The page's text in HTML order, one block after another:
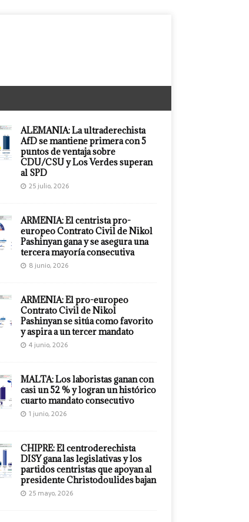
ALEMANIA: La ultraderechista
AfD se mantiene primera con 5
puntos de ventaja sobre
CDU/CSU y Los Verdes superan
al SPD
25 julio, 2026
ARMENIA: El centrista pro-
europeo Contrato Civil de Nikol
Pashinyan gana y se asegura una
tercera mayoría consecutiva
8 junio, 2026
ARMENIA: El pro-europeo
Contrato Civil de Nikol
Pashinyan se sitúa como favorito
y aspira a un tercer mandato
4 junio, 2026
MALTA: Los laboristas ganan con
casi un 52 % y logran un histórico
cuarto mandato consecutivo
1 junio, 2026
CHIPRE: El centroderechista
DISY gana las legislativas y los
partidos centristas que apoyan al
presidente Christodoulides bajan
25 mayo, 2026